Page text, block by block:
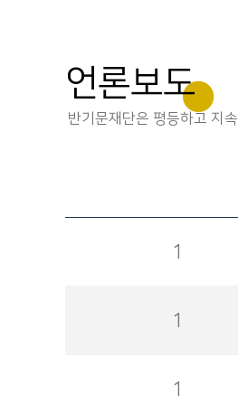
언론보도
반기문재단은 평등하고 지
1
1
1